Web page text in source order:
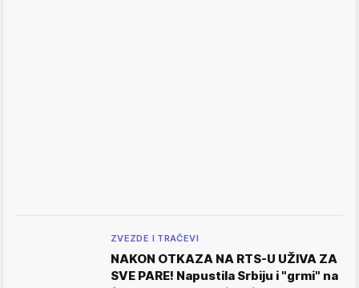
ZVEZDE I TRAČEVI
NAKON OTKAZA NA RTS-U UŽIVA ZA
SVE PARE! Napustila Srbiju i "grmi" na